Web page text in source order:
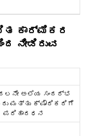
ಕಾರ್ಮಿಕರ
ನೀಡಿರುವ
ಅಲೆಯ ಸಂದರ್ಭ
ಮತ್ತು ಕ್ಷೌರಿಕರಿಗೆ
ಪರಿಹಾರಧನ